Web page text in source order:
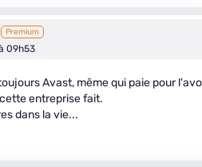
Premium
09h53
Avast, même qui paie pour
entreprise fait.
dans la vie...